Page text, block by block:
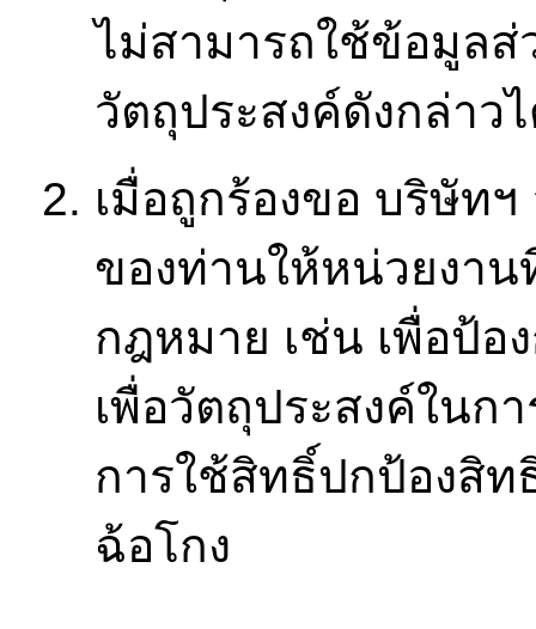
ไม่สามารถใช้ข้อมูล
วัตถุประสงค์ดังกล่าว
เมื่อถูกร้องขอ บริษัท
ของท่านให้หน่วยงาน
กฎหมาย เช่น เพื่อป้อ
เพื่อวัตถุประสงค์ในก
การใช้สิทธิ์ปกป้องสิ
ฉ้อโกง